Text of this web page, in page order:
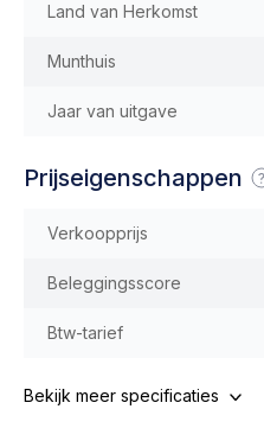
Land van Herkomst
Munthuis
Jaar van uitgave
Prijseigenschappen
Verkoopprijs
Beleggingsscore
Btw-tarief
Bekijk meer specificaties